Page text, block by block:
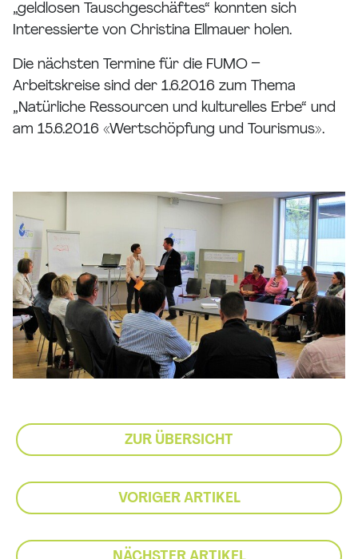
„geldlosen Tauschgeschäftes“ konnten sich
Interessierte von Christina Ellmauer holen.
Die nächsten Termine für die FUMO –
Arbeitskreise sind der 1.6.2016 zum Thema
„Natürliche Ressourcen und kulturelles Erbe“ und
am 15.6.2016 «Wertschöpfung und Tourismus».
ZUR ÜBERSICHT
VORIGER ARTIKEL